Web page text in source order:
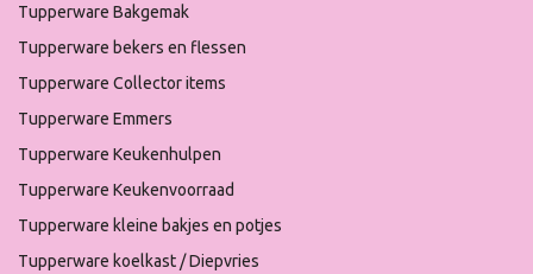
Tupperware Bakgemak
Tupperware bekers en flessen
Tupperware Collector items
Tupperware Emmers
Tupperware Keukenhulpen
Tupperware Keukenvoorraad
Tupperware kleine bakjes en potjes
Tupperware koelkast / Diepvries